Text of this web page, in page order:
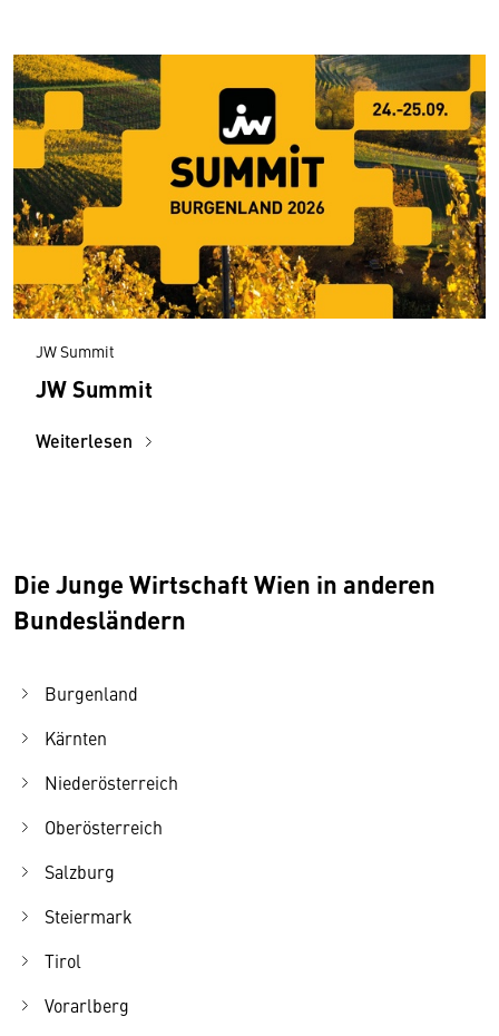
JW Summit
JW Summit
Weiterlesen
Die Junge Wirtschaft Wien in anderen
Bundesländern
Burgenland
Kärnten
Niederösterreich
Oberösterreich
Salzburg
Steiermark
Tirol
Vorarlberg